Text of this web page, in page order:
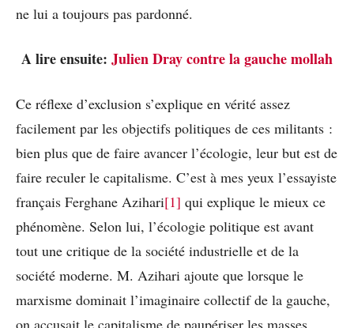
ne lui a toujours pas pardonné.
A lire ensuite: Julien Dray contre la gauche mollah
Ce réflexe d’exclusion s’explique en vérité assez
facilement par les objectifs politiques de ces militants :
bien plus que de faire avancer l’écologie, leur but est de
faire reculer le capitalisme. C’est à mes yeux l’essayiste
français Ferghane Azihari[1] qui explique le mieux ce
phénomène. Selon lui, l’écologie politique est avant
tout une critique de la société industrielle et de la
société moderne. M. Azihari ajoute que lorsque le
marxisme dominait l’imaginaire collectif de la gauche,
on accusait le capitalisme de paupériser les masses.